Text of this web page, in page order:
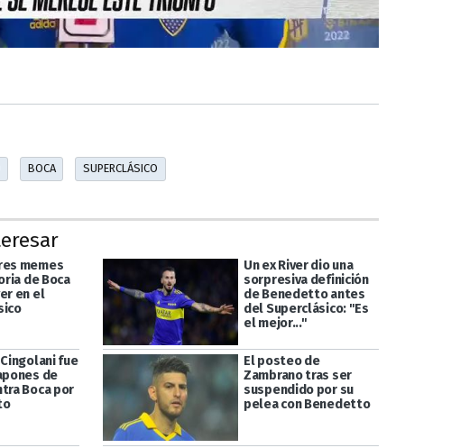
BOCA SUPERCLÁSICO
memes
de Boca
en el
Un ex River dio una
sorpresiva definición
de Benedetto antes
del Superclásico: "Es
el mejor..."
fue
de
Boca por
El posteo de
Zambrano tras ser
suspendido por su
pelea con Benedetto